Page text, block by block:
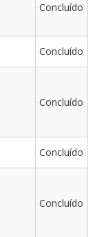
Concluído
Concluído
Concluído
Concluído
Concluído